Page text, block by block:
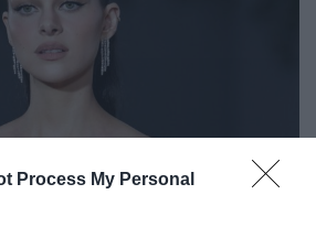
Process My Personal